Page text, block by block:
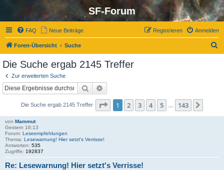
SF-Forum
FAQ Neue Beiträge Anmelden
Registrieren
Foren-Übersicht Suche
Die Suche ergab 2145 Treffer
Zur erweiterten Suche
Suche
Die Suche ergab 2145 Treffer Seite 1von 143
1 2 3 4 5 143
von Mammut
Gestern 16:13
Forum: Leseempfehlungen
Thema: Lesewarnung! Hier setzt's Verrisse!
Antworten: 535
Zugriffe: 192837
Re: Lesewarnung! Hier setzt's Verrisse!